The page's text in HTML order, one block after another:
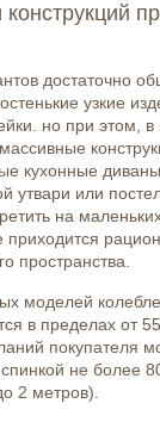
конструкций
достаточно
узкие
но при этом, в
кухонные
утвари или
на
приходится
пространства.
моделей
в пределах от
покупателя
не более
2 метров).